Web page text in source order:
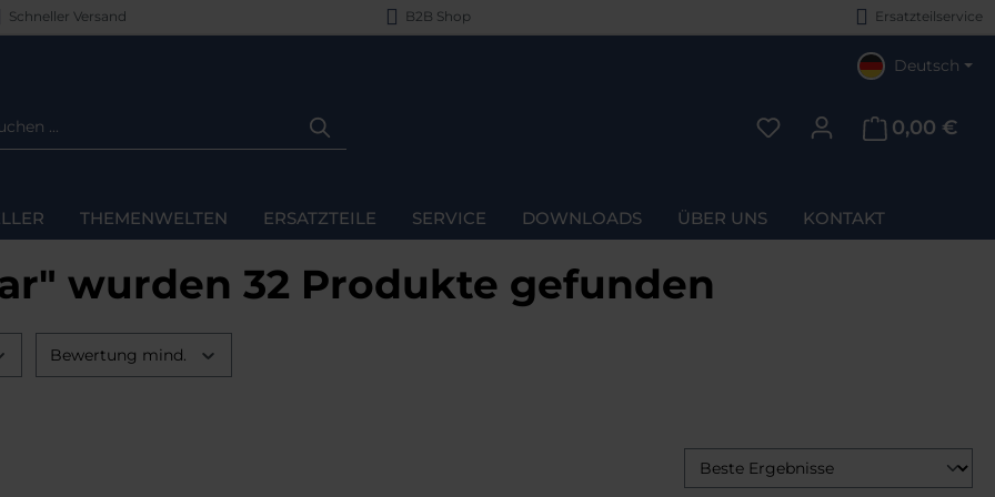
Schneller Versand B2B Shop Ersatzteilservice
Deutsch
Du hast 0 Produkte auf
0,00 €
THEMENWELTEN ERSATZTEILE SERVICE DOWNLOADS ÜBER UNS KONTAKT
wurden 32 Produkte gefunden
Bewertung mind.